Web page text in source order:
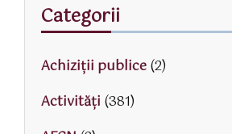
Categorii
Achiziții publice(2)
Activităţi (381)